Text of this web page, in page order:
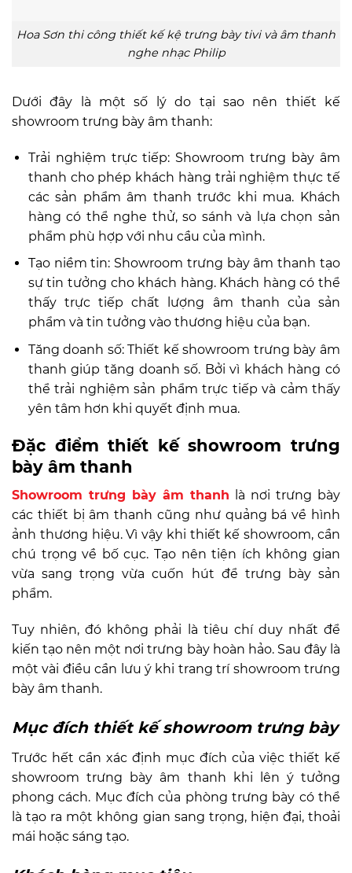
Hoa Sơn thi công thiết kế kệ trưng bày tivi và âm thanh
nghe nhạc Philip
Dưới đây là một số lý do tại sao nên thiết kế
showroom trưng bày âm thanh:
Trải nghiệm trực tiếp: Showroom trưng bày âm
thanh cho phép khách hàng trải nghiệm thực tế
các sản phẩm âm thanh trước khi mua. Khách
hàng có thể nghe thử, so sánh và lựa chọn sản
phẩm phù hợp với nhu cầu của mình.
Tạo niềm tin: Showroom trưng bày âm thanh tạo
sự tin tưởng cho khách hàng. Khách hàng có thể
thấy trực tiếp chất lượng âm thanh của sản
phẩm và tin tưởng vào thương hiệu của bạn.
Tăng doanh số: Thiết kế showroom trưng bày âm
thanh giúp tăng doanh số. Bởi vì khách hàng có
thể trải nghiệm sản phẩm trực tiếp và cảm thấy
yên tâm hơn khi quyết định mua.
Đặc điểm thiết kế showroom trưng
bày âm thanh
Showroom trưng bày âm thanh là nơi trưng bày
các thiết bị âm thanh cũng như quảng bá về hình
ảnh thương hiệu. Vì vậy khi thiết kế showroom, cần
chú trọng về bố cục. Tạo nên tiện ích không gian
vừa sang trọng vừa cuốn hút để trưng bày sản
phẩm.
Tuy nhiên, đó không phải là tiêu chí duy nhất để
kiến tạo nên một nơi trưng bày hoàn hảo. Sau đây là
một vài điều cần lưu ý khi trang trí showroom trưng
bày âm thanh.
Mục đích thiết kế showroom trưng bày
Trước hết cần xác định mục đích của việc thiết kế
showroom trưng bày âm thanh khi lên ý tưởng
phong cách. Mục đích của phòng trưng bày có thể
là tạo ra một không gian sang trọng, hiện đại, thoải
mái hoặc sáng tạo.